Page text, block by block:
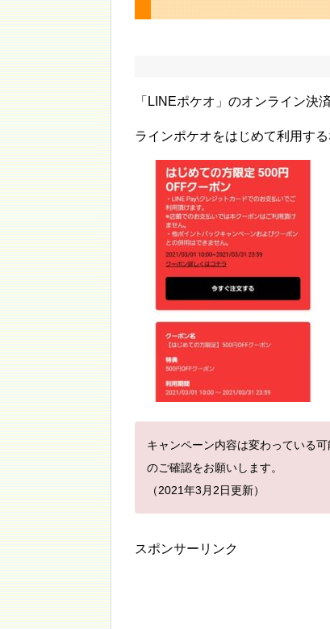
「LINEポケオ」のオンライン決
ラインポケオをはじめて利用す
キャンペーン内容は変わっている
のご確認をお願いします。
（2021年3月2日更新）
スポンサーリンク